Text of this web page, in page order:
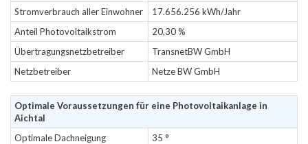
Stromverbrauch aller Einwohner
17.656.256 kWh/Jahr
Anteil Photovoltaikstrom
20,30 %
Übertragungsnetzbetreiber
TransnetBW GmbH
Netzbetreiber
Netze BW GmbH
Optimale Voraussetzungen für eine Photovoltaikanlage in
Aichtal
Optimale Dachneigung
35 °